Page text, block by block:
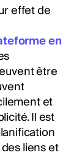
effet de
en
être
et
Il est
liens et